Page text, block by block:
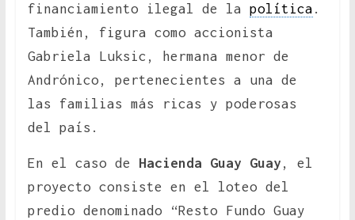
financiamiento ilegal de la política .
También, figura como accionista
Gabriela Luksic, hermana menor de
Andrónico, pertenecientes a una de
las familias más ricas y poderosas
del país.
En el caso de Hacienda Guay Guay , el
proyecto consiste en el loteo del
predio denominado “Resto Fundo Guay